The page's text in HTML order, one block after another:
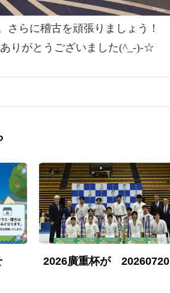
らに稽古を頑張りましょう！
りがとうございました(^_-)-☆
2026廣重杯が 20260720